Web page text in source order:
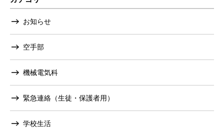
お知らせ
空手部
機械電気科
緊急連絡（生徒・保護者用）
学校生活